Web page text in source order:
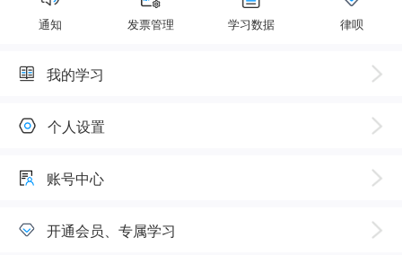
通知 发票管理 学习数据 律呗
我的学习
个人设置
账号中心
开通会员、专属学习